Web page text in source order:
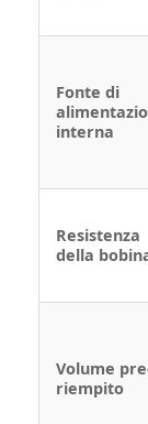
Fonte di
interna
Resistenza
della
Volume
riempito